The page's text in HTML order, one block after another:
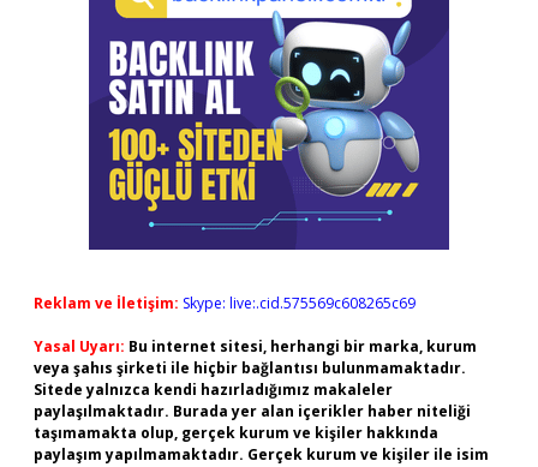
Reklam ve İletişim: Skype: live:.cid.575569c608265c69
Yasal Uyarı: Bu internet sitesi, herhangi bir marka, kurum
veya şahıs şirketi ile hiçbir bağlantısı bulunmamaktadır.
Sitede yalnızca kendi hazırladığımız makaleler
paylaşılmaktadır. Burada yer alan içerikler haber niteliği
taşımamakta olup, gerçek kurum ve kişiler hakkında
paylaşım yapılmamaktadır. Gerçek kurum ve kişiler ile isim